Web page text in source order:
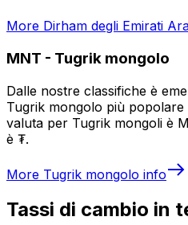
More Dirham degli Emirati
MNT - Tugrik mongolo
Dalle nostre classifiche è
Tugrik mongolo più
valuta per Tugrik mongoli è
è ₮.
More Tugrik mongolo info
Tassi di cambio in